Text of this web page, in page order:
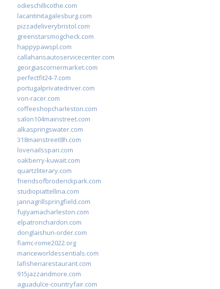
odieschillicothe.com
lacantinitagalesburg.com
pizzadeliverybristol.com
greenstarsmogcheck.com
happypawspl.com
callahansautoservicecenter.com
georgiascornermarket.com
perfectfit24-7.com
portugalprivatedriver.com
von-racer.com
coffeeshopcharleston.com
salon104mainstreet.com
alkaspringswater.com
318mainstreet8h.com
lovenailsspari.com
oakberry-kuwait.com
quartzliterary.com
friendsofbroderickpark.com
studiopiattellina.com
jannagrillspringfield.com
fujiyamacharleston.com
elpatronchardon.com
donglaishun-order.com
fiamc-rome2022.org
mariceworldessentials.com
lafisheriarestaurant.com
915jazzandmore.com
aguadulce-countryfair.com